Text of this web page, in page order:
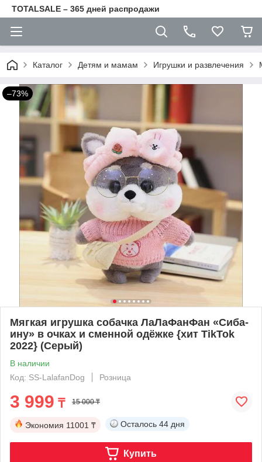
TOTALSALE – 365 дней распродажи
Каталог Детям и мамам Игрушки и развлечения
–73%
Мягкая игрушка собачка ЛаЛаФанФан «Сиба-
ину» в очках и сменной одёжке {хит TikTok
2022} (Серый)
В наличии
Код: SS-LalafanDog
Розница
3 999 ₸ 15 000 ₸
Экономия 11001 ₸ Осталось 44 дня
Купить